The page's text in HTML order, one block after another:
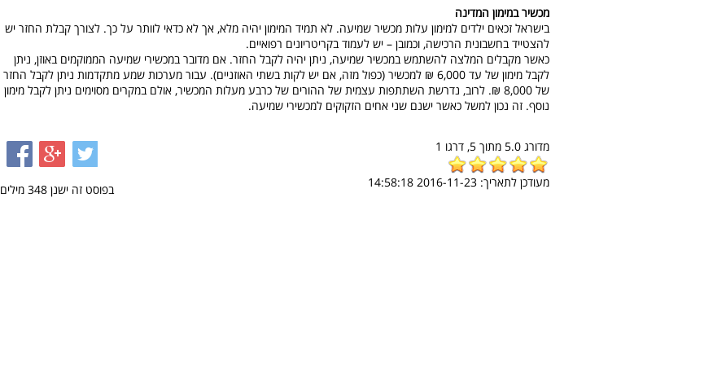
מכשיר במימון המדינה
בישראל זכאים ילדים למימון עלות מכשיר שמיעה. לא תמיד המימון יהיה מלא, אך לא כדאי לוותר על כך. לצורך קבלת החזר יש
להצטייד בחשבונית הרכישה, וכמובן – יש לעמוד בקריטריונים רפואיים.
כאשר מקבלים המלצה להשתמש במכשיר שמיעה, ניתן יהיה לקבל החזר. אם מדובר במכשירי שמיעה הממוקמים באוזן, ניתן
לקבל מימון של עד 6,000 ₪ למכשיר (כפול מזה, אם יש לקות בשתי האוזניים). עבור מערכות שמע מתקדמות ניתן לקבל החזר
של 8,000 ₪. לרוב, נדרשת השתתפות עצמית של ההורים של כרבע מעלות המכשיר, אולם במקרים מסוימים ניתן לקבל מימון
נוסף. זה נכון למשל כאשר ישנם שני אחים הזקוקים למכשירי שמיעה.
מדורג5.0 מתוך5, דרגו 1
מעודכן לתאריך:2016-11-23 14:58:18
בפוסט זה ישנן 348מילים